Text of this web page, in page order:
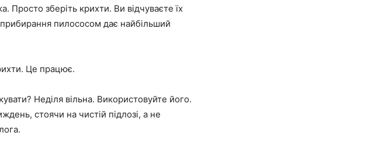
Просто зберіть крихти. Ви відчуваєте їх
пилососом дає найбільший
Це працює.
Неділя вільна. Використовуйте його.
стоячи на чистій підлозі, а не